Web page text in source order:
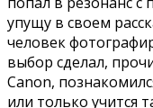
упущу в своем
человек
выбор сделал,
Canon,
или только учится